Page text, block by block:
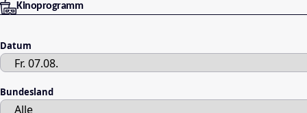
Kinoprogramm
Datum
Bundesland